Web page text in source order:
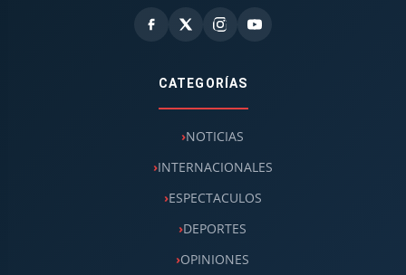
CATEGORÍAS
NOTICIAS
INTERNACIONALES
ESPECTACULOS
DEPORTES
OPINIONES